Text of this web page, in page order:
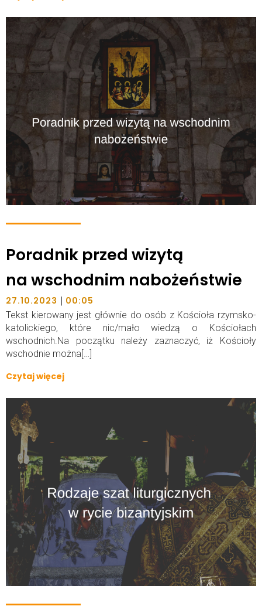
Poradnik przed wizytą
na wschodnim nabożeństwie
27.10.2023 | 00:05
Tekst kierowany jest głównie do osób z Kościoła rzymsko-
katolickiego, które nic/mało wiedzą o Kościołach
wschodnich.Na początku należy zaznaczyć, iż Kościoły
wschodnie można[…]
Czytaj więcej